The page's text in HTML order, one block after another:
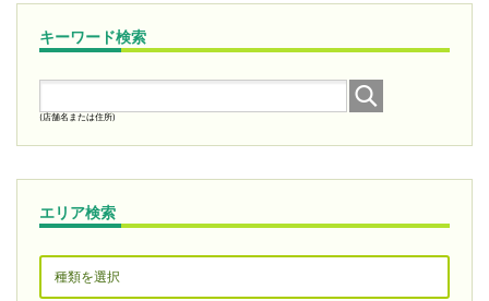
キーワード検索
(店舗名または住所)
エリア検索